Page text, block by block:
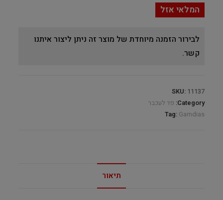
המלאי אזל
לבירור הזמנה מיוחדת של מוצר זה ניתן ליצור איתנו
קשר.
SKU: 11137
Category: פד לעכבר
Tag: Gamdias
תיאור